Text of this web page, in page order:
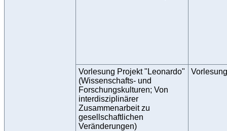
Vorlesung Projekt "Leonardo"
(Wissenschafts- und
Forschungskulturen; Von
interdisziplinärer
Zusammenarbeit zu
gesellschaftlichen
Veränderungen)
Vorlesung